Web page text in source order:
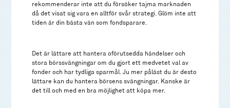
rekommenderar inte att du försöker tajma marknaden
då det visat sig vara en alltför svår strategi. Glöm inte att
tiden är din bästa vän som fondsparare.
Det är lättare att hantera oförutsedda händelser och
stora börssvängningar om du gjort ett medvetet val av
fonder och har tydliga sparmål. Ju mer påläst du är desto
lättare kan du hantera börsens svängningar. Kanske är
det till och med en bra möjlighet att köpa mer.